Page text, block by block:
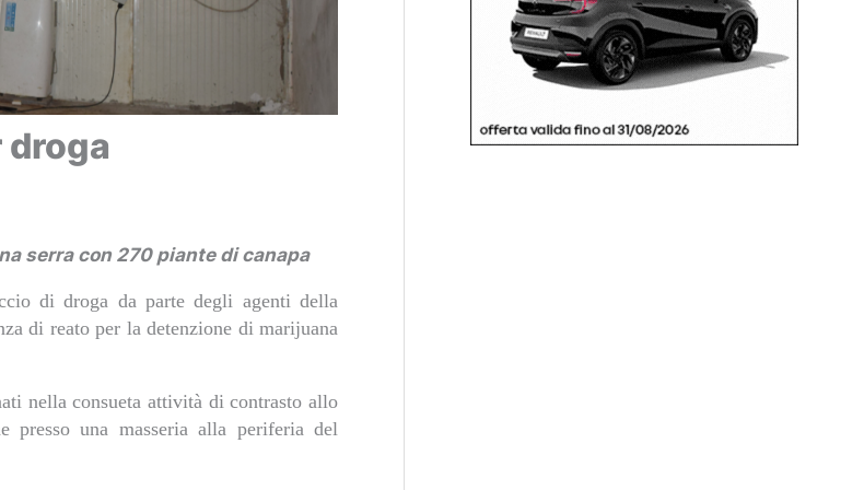
serra con 270 piante di canapa
di droga da parte degli agenti della
di reato per la detenzione dimarijuana
nella consueta attività di contrasto allo
presso una masseria alla periferia del